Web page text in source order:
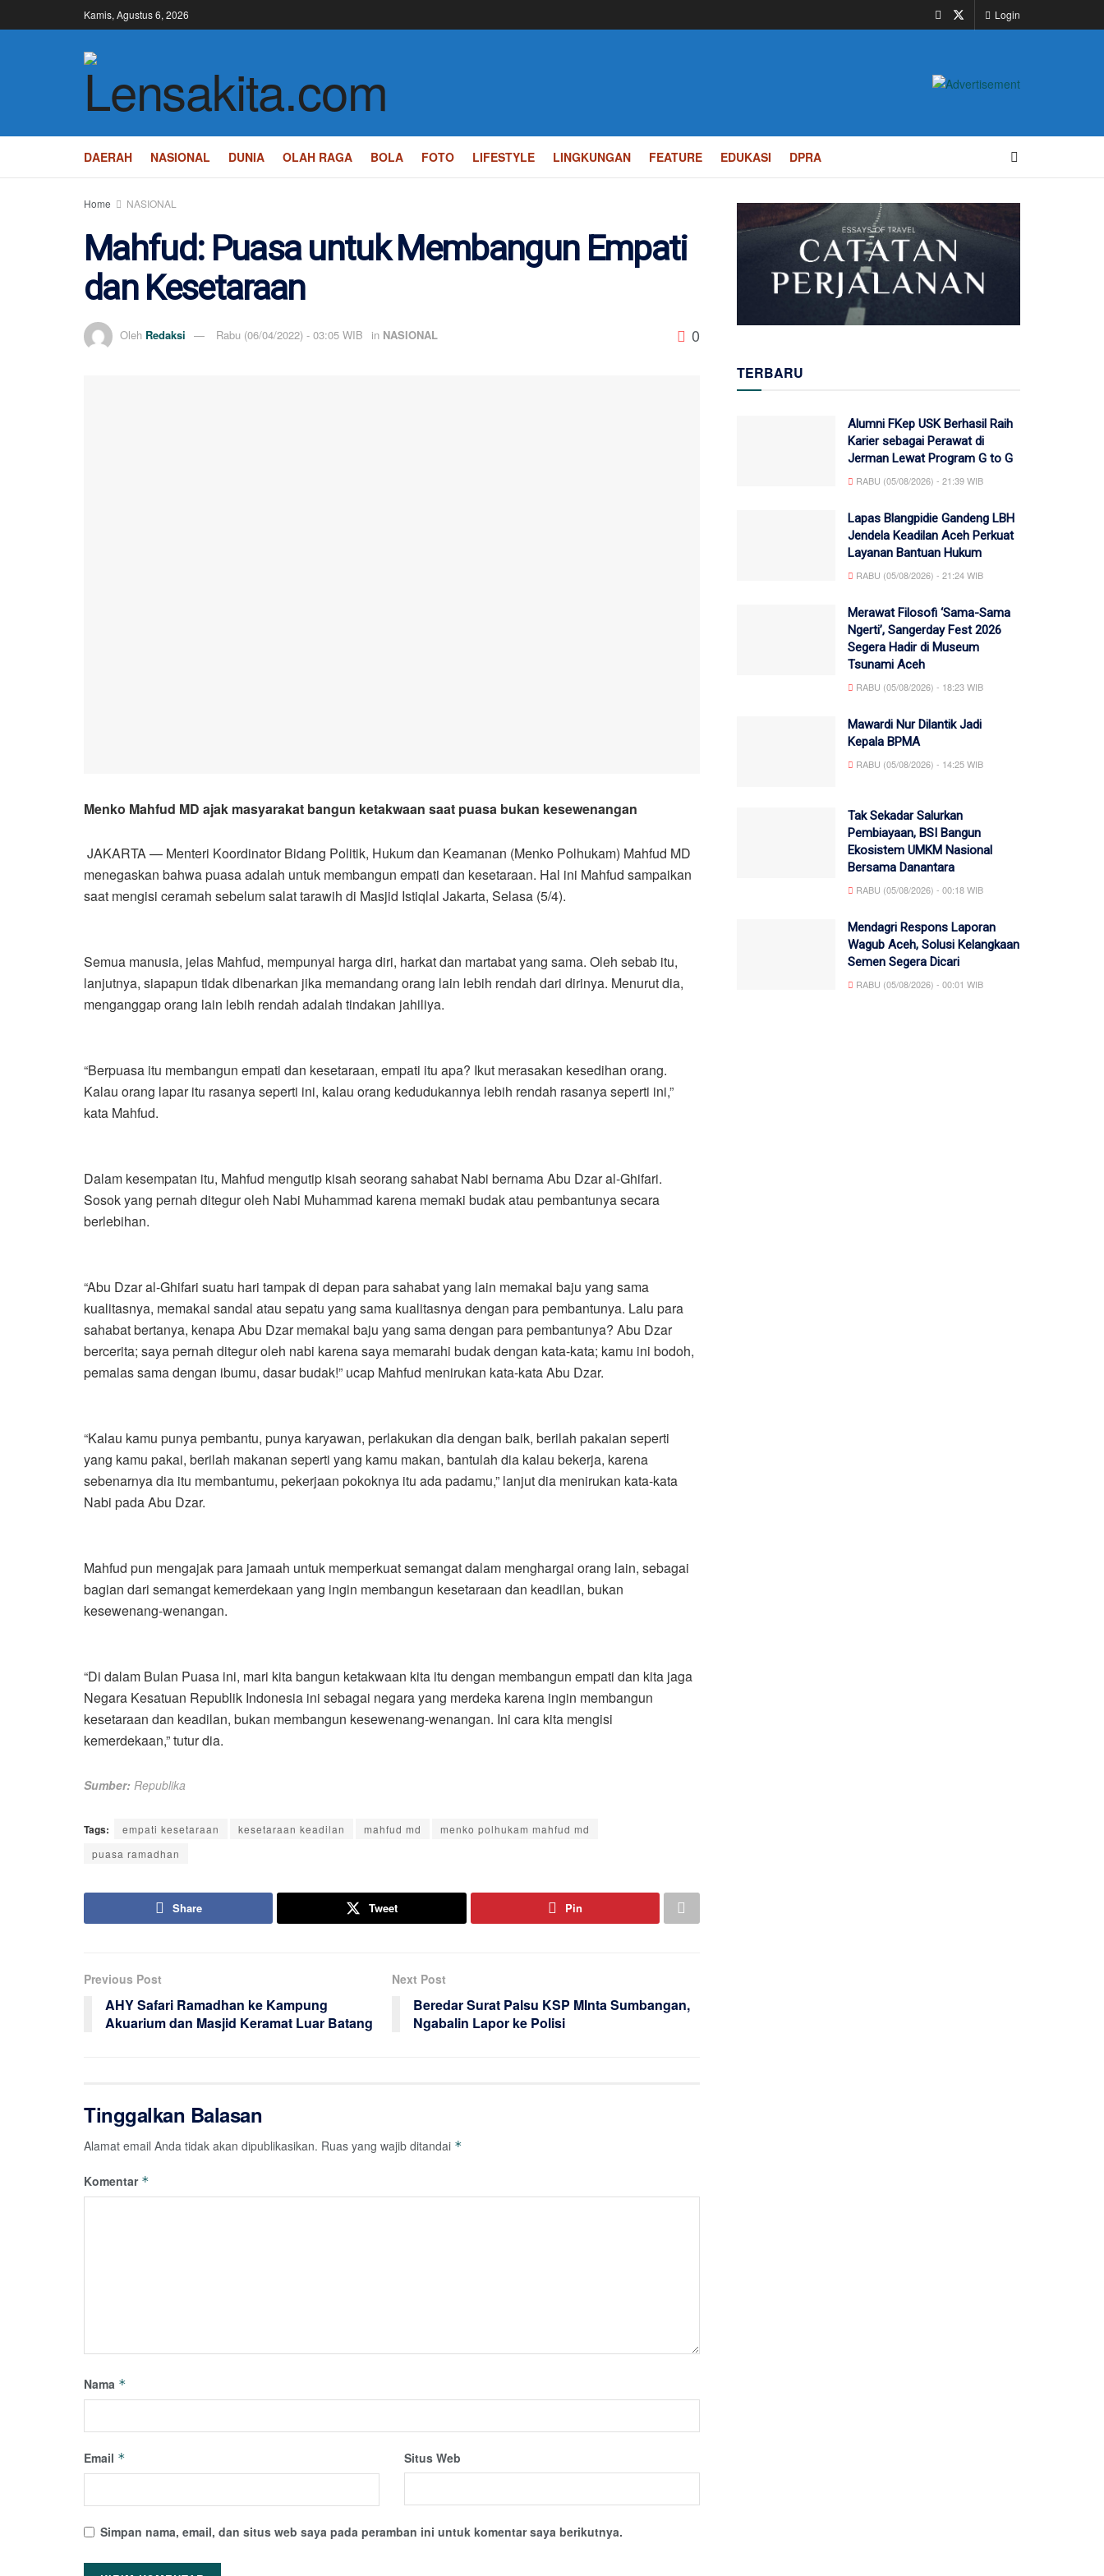
Kamis, Agustus 6, 2026 Login
DAERAH NASIONAL DUNIA OLAH RAGA BOLA FOTO LIFESTYLE LINGKUNGAN FEATURE EDUKASI DPRA
Home NASIONAL
Mahfud: Puasa untuk Membangun Empati
dan Kesetaraan
Oleh Redaksi Rabu (06/04/2022) - 03:05 WIB in NASIONAL 0
Menko Mahfud MD ajak masyarakat bangun ketakwaan saat puasa bukan kesewenangan
JAKARTA — Menteri Koordinator Bidang Politik, Hukum dan Keamanan (Menko Polhukam) Mahfud MD
menegaskan bahwa puasa adalah untuk membangun empati dan kesetaraan. Hal ini Mahfud sampaikan
saat mengisi ceramah sebelum salat tarawih di Masjid Istiqlal Jakarta, Selasa (5/4).
Semua manusia, jelas Mahfud, mempunyai harga diri, harkat dan martabat yang sama. Oleh sebab itu,
lanjutnya, siapapun tidak dibenarkan jika memandang orang lain lebih rendah dari dirinya. Menurut dia,
menganggap orang lain lebih rendah adalah tindakan jahiliya.
“Berpuasa itu membangun empati dan kesetaraan, empati itu apa? Ikut merasakan kesedihan orang.
Kalau orang lapar itu rasanya seperti ini, kalau orang kedudukannya lebih rendah rasanya seperti ini,”
kata Mahfud.
Dalam kesempatan itu, Mahfud mengutip kisah seorang sahabat Nabi bernama Abu Dzar al-Ghifari.
Sosok yang pernah ditegur oleh Nabi Muhammad karena memaki budak atau pembantunya secara
berlebihan.
“Abu Dzar al-Ghifari suatu hari tampak di depan para sahabat yang lain memakai baju yang sama
kualitasnya, memakai sandal atau sepatu yang sama kualitasnya dengan para pembantunya. Lalu para
sahabat bertanya, kenapa Abu Dzar memakai baju yang sama dengan para pembantunya? Abu Dzar
bercerita; saya pernah ditegur oleh nabi karena saya memarahi budak dengan kata-kata; kamu ini bodoh,
pemalas sama dengan ibumu, dasar budak!” ucap Mahfud menirukan kata-kata Abu Dzar.
“Kalau kamu punya pembantu, punya karyawan, perlakukan dia dengan baik, berilah pakaian seperti
yang kamu pakai, berilah makanan seperti yang kamu makan, bantulah dia kalau bekerja, karena
sebenarnya dia itu membantumu, pekerjaan pokoknya itu ada padamu,” lanjut dia menirukan kata-kata
Nabi pada Abu Dzar.
Mahfud pun mengajak para jamaah untuk memperkuat semangat dalam menghargai orang lain, sebagai
bagian dari semangat kemerdekaan yang ingin membangun kesetaraan dan keadilan, bukan
kesewenang-wenangan.
“Di dalam Bulan Puasa ini, mari kita bangun ketakwaan kita itu dengan membangun empati dan kita jaga
Negara Kesatuan Republik Indonesia ini sebagai negara yang merdeka karena ingin membangun
kesetaraan dan keadilan, bukan membangun kesewenang-wenangan. Ini cara kita mengisi
kemerdekaan,” tutur dia.
Sumber: Republika
Tags: empati kesetaraan kesetaraan keadilan mahfud md
menko polhukam mahfud md
puasa ramadhan
Share Tweet Pin
Previous Post
AHY Safari Ramadhan ke Kampung
Akuarium dan Masjid Keramat Luar Batang
Next Post
Beredar Surat Palsu KSP MInta Sumbangan,
Ngabalin Lapor ke Polisi
Tinggalkan Balasan
Alamat email Anda tidak akan dipublikasikan. Ruas yang wajib ditandai *
Komentar *
Nama *
Email * Situs Web
Simpan nama, email, dan situs web saya pada peramban ini untuk komentar saya berikutnya.
TERBARU
Alumni FKep USK Berhasil Raih
Karier sebagai Perawat di
Jerman Lewat Program G to G
RABU (05/08/2026) - 21:39 WIB
Lapas Blangpidie Gandeng LBH
Jendela Keadilan Aceh Perkuat
Layanan Bantuan Hukum
RABU (05/08/2026) - 21:24 WIB
Merawat Filosofi ‘Sama-Sama
Ngerti’, Sangerday Fest 2026
Segera Hadir di Museum
Tsunami Aceh
RABU (05/08/2026) - 18:23 WIB
Mawardi Nur Dilantik Jadi
Kepala BPMA
RABU (05/08/2026) - 14:25 WIB
Tak Sekadar Salurkan
Pembiayaan, BSI Bangun
Ekosistem UMKM Nasional
Bersama Danantara
RABU (05/08/2026) - 00:18 WIB
Mendagri Respons Laporan
Wagub Aceh, Solusi Kelangkaan
Semen Segera Dicari
RABU (05/08/2026) - 00:01 WIB